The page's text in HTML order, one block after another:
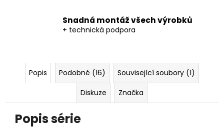
Snadná montáž všech výrobků
+ technická podpora
Popis Podobné (16)
Související soubory (1)
Diskuze
Značka
Popis série